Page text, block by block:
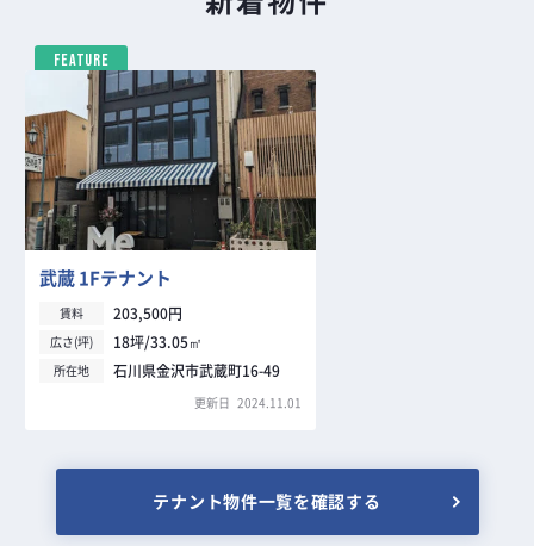
FEATURE
武蔵 1Fテナント
賃料 203,500円
広さ(坪) 18坪/33.05㎡
所在地 石川県金沢市武蔵町16-49
更新日 2024.11.01
テナント物件一覧を確認する